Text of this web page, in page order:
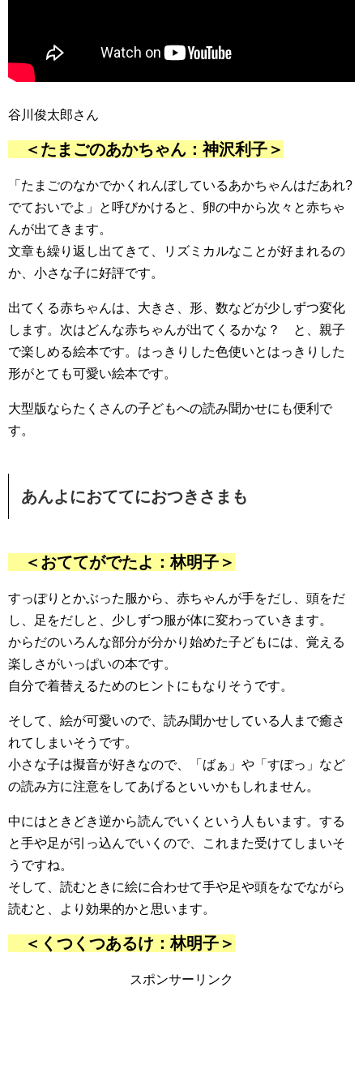
谷川俊太郎さん
＜たまごのあかちゃん：神沢利子＞
「たまごのなかでかくれんぼしているあかちゃんはだあれ?
でておいでよ」と呼びかけると、卵の中から次々と赤ちゃ
んが出てきます。
文章も繰り返し出てきて、リズミカルなことが好まれるの
か、小さな子に好評です。
出てくる赤ちゃんは、大きさ、形、数などが少しずつ変化
します。次はどんな赤ちゃんが出てくるかな？ と、親子
で楽しめる絵本です。はっきりした色使いとはっきりした
形がとても可愛い絵本です。
大型版ならたくさんの子どもへの読み聞かせにも便利で
す。
あんよにおててにおつきさまも
＜おててがでたよ：林明子＞
すっぽりとかぶった服から、赤ちゃんが手をだし、頭をだ
し、足をだしと、少しずつ服が体に変わっていきます。
からだのいろんな部分が分かり始めた子どもには、覚える
楽しさがいっぱいの本です。
自分で着替えるためのヒントにもなりそうです。
そして、絵が可愛いので、読み聞かせしている人まで癒さ
れてしまいそうです。
小さな子は擬音が好きなので、「ばぁ」や「すぽっ」など
の読み方に注意をしてあげるといいかもしれません。
中にはときどき逆から読んでいくという人もいます。する
と手や足が引っ込んでいくので、これまた受けてしまいそ
うですね。
そして、読むときに絵に合わせて手や足や頭をなでながら
読むと、より効果的かと思います。
＜くつくつあるけ：林明子＞
スポンサーリンク